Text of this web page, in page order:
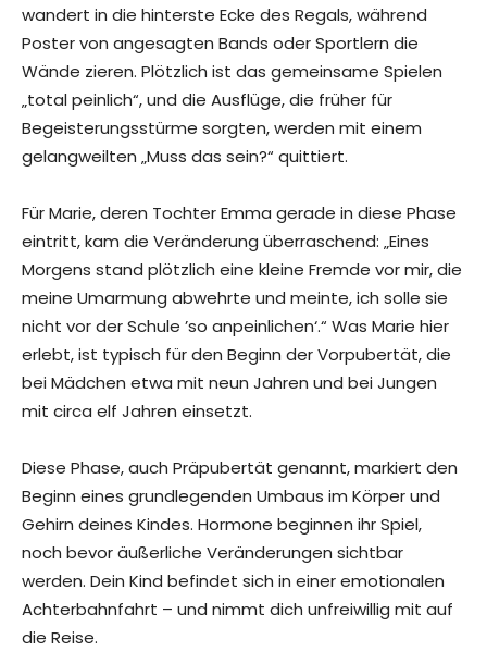
wandert in die hinterste Ecke des Regals, während
Poster von angesagten Bands oder Sportlern die
Wände zieren. Plötzlich ist das gemeinsame Spielen
„total peinlich“, und die Ausflüge, die früher für
Begeisterungsstürme sorgten, werden mit einem
gelangweilten „Muss das sein?“ quittiert.
Für Marie, deren Tochter Emma gerade in diese Phase
eintritt, kam die Veränderung überraschend: „Eines
Morgens stand plötzlich eine kleine Fremde vor mir, die
meine Umarmung abwehrte und meinte, ich solle sie
nicht vor der Schule ’so anpeinlichen‘.“ Was Marie hier
erlebt, ist typisch für den Beginn der Vorpubertät, die
bei Mädchen etwa mit neun Jahren und bei Jungen
mit circa elf Jahren einsetzt.
Diese Phase, auch Präpubertät genannt, markiert den
Beginn eines grundlegenden Umbaus im Körper und
Gehirn deines Kindes. Hormone beginnen ihr Spiel,
noch bevor äußerliche Veränderungen sichtbar
werden. Dein Kind befindet sich in einer emotionalen
Achterbahnfahrt – und nimmt dich unfreiwillig mit auf
die Reise.